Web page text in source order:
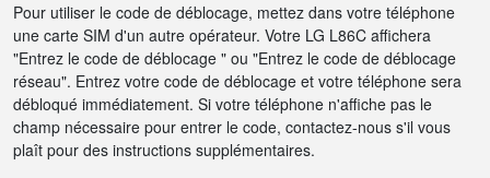
Pour utiliser le code de déblocage, mettez dans votre téléphone
une carte SIM d'un autre opérateur. Votre LG L86C affichera
"Entrez le code de déblocage " ou "Entrez le code de déblocage
réseau". Entrez votre code de déblocage et votre téléphone sera
débloqué immédiatement. Si votre téléphone n'affiche pas le
champ nécessaire pour entrer le code, contactez-nous s'il vous
plaît pour des instructions supplémentaires.